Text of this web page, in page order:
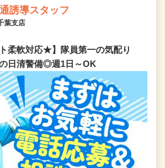
誘導スタッフ
葉支店
柔軟対応★】隊員第一の気配り
日清警備◎週1日～OK